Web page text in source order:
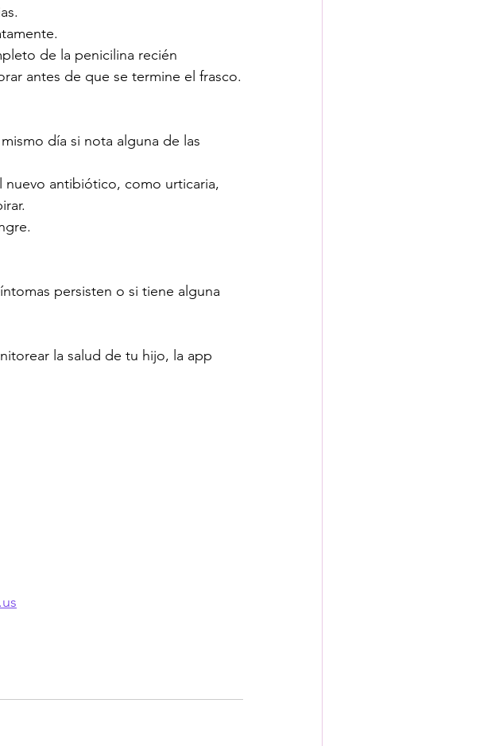
de la penicilina recién
antes de que se termine el frasco.
día si nota alguna de las
nuevo antibiótico, como urticaria,
persisten o si tiene alguna
la salud de tu hijo, la app